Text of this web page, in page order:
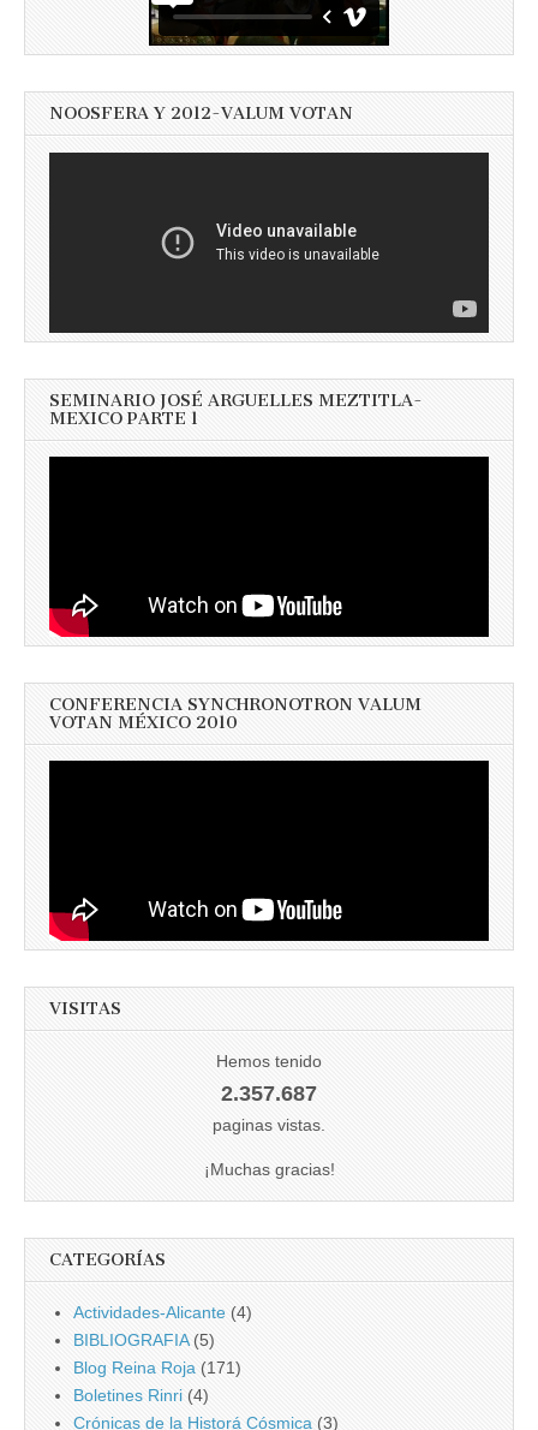
NOOSFERA Y 2012-VALUM VOTAN
SEMINARIO JOSÉ ARGUELLES MEZTITLA-
MEXICO PARTE 1
CONFERENCIA SYNCHRONOTRON VALUM
VOTAN MÉXICO 2010
VISITAS
Hemos tenido
2.357.687
paginas vistas.
¡Muchas gracias!
CATEGORÍAS
Actividades-Alicante (4)
BIBLIOGRAFIA(5)
Blog Reina Roja (171)
Boletines Rinri (4)
Crónicas de la Historá Cósmica (3)